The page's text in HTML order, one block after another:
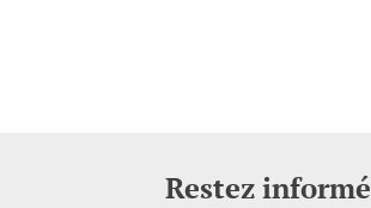
Restez informé